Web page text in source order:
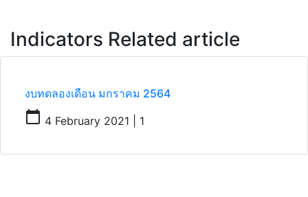
Indicators Related article
งบทดลองเดือน มกราคม 2564
calendar_today 4 February 2021 | 1